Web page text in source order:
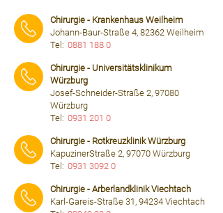
Chirurgie - Krankenhaus Weilheim
Johann-Baur-Straße 4, 82362 Weilheim
Tel: 0881 188 0
Chirurgie - Universitätsklinikum
Würzburg
Josef-Schneider-Straße 2, 97080
Würzburg
Tel: 0931 201 0
Chirurgie - Rotkreuzklinik Würzburg
KapuzinerStraße 2, 97070 Würzburg
Tel: 0931 3092 0
Chirurgie - Arberlandklinik Viechtach
Karl-Gareis-Straße 31, 94234 Viechtach